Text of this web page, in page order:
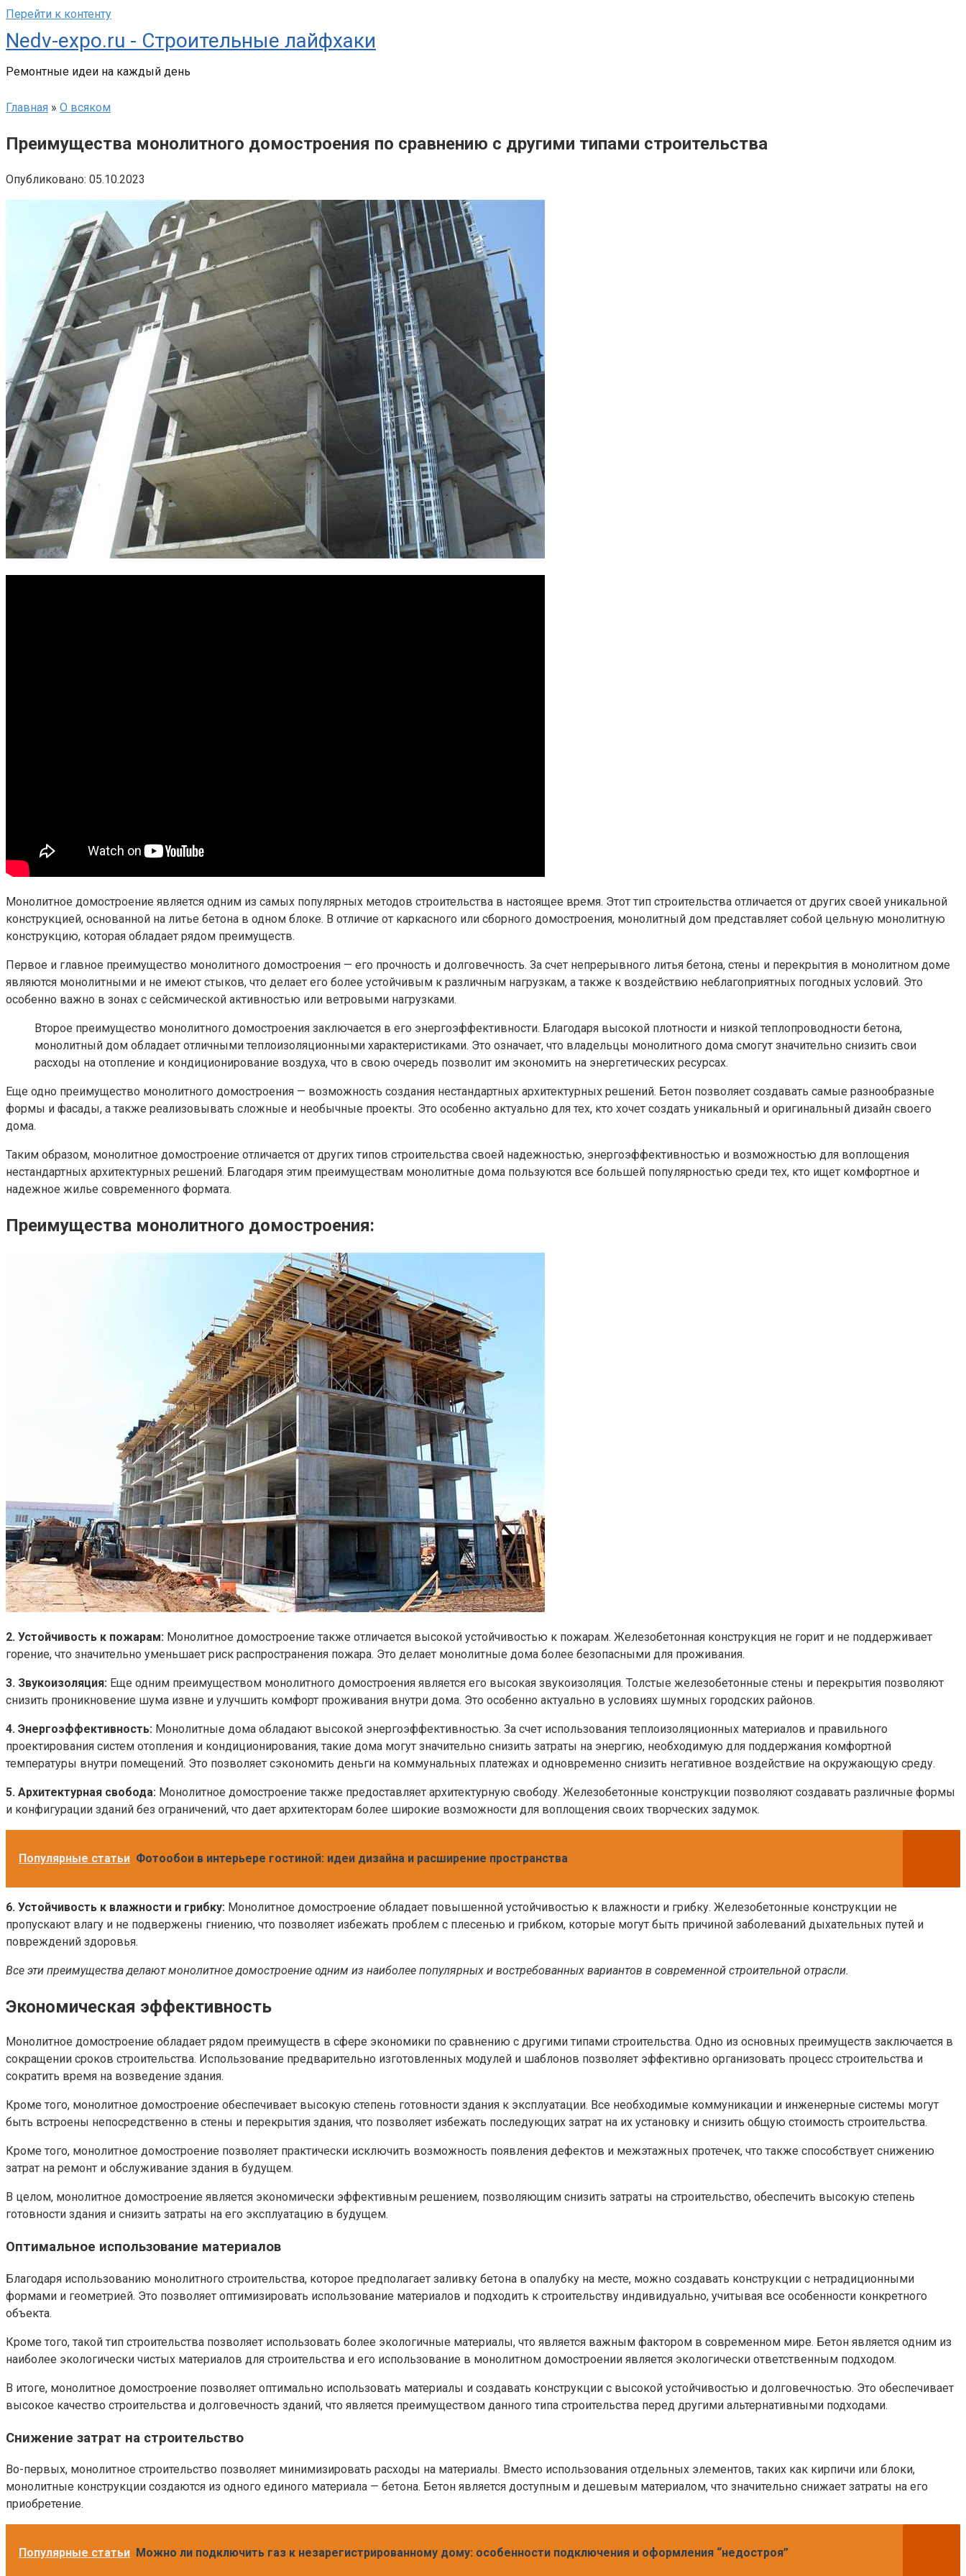
Перейти к контенту
Nedv-expo.ru - Строительные лайфхаки
Ремонтные идеи на каждый день
Главная » О всяком
Преимущества монолитного домостроения по сравнению с другими типами строительства
Опубликовано: 05.10.2023
Монолитное домостроение является одним из самых популярных методов строительства в настоящее время. Этот тип строительства отличается от других своей уникальной
конструкцией, основанной на литье бетона в одном блоке. В отличие от каркасного или сборного домостроения, монолитный дом представляет собой цельную монолитную
конструкцию, которая обладает рядом преимуществ.
Первое и главное преимущество монолитного домостроения — его прочность и долговечность. За счет непрерывного литья бетона, стены и перекрытия в монолитном доме
являются монолитными и не имеют стыков, что делает его более устойчивым к различным нагрузкам, а также к воздействию неблагоприятных погодных условий. Это
особенно важно в зонах с сейсмической активностью или ветровыми нагрузками.
Второе преимущество монолитного домостроения заключается в его энергоэффективности. Благодаря высокой плотности и низкой теплопроводности бетона,
монолитный дом обладает отличными теплоизоляционными характеристиками. Это означает, что владельцы монолитного дома смогут значительно снизить свои
расходы на отопление и кондиционирование воздуха, что в свою очередь позволит им экономить на энергетических ресурсах.
Еще одно преимущество монолитного домостроения — возможность создания нестандартных архитектурных решений. Бетон позволяет создавать самые разнообразные
формы и фасады, а также реализовывать сложные и необычные проекты. Это особенно актуально для тех, кто хочет создать уникальный и оригинальный дизайн своего
дома.
Таким образом, монолитное домостроение отличается от других типов строительства своей надежностью, энергоэффективностью и возможностью для воплощения
нестандартных архитектурных решений. Благодаря этим преимуществам монолитные дома пользуются все большей популярностью среди тех, кто ищет комфортное и
надежное жилье современного формата.
Преимущества монолитного домостроения:
2. Устойчивость к пожарам: Монолитное домостроение также отличается высокой устойчивостью к пожарам. Железобетонная конструкция не горит и не поддерживает
горение, что значительно уменьшает риск распространения пожара. Это делает монолитные дома более безопасными для проживания.
3. Звукоизоляция: Еще одним преимуществом монолитного домостроения является его высокая звукоизоляция. Толстые железобетонные стены и перекрытия позволяют
снизить проникновение шума извне и улучшить комфорт проживания внутри дома. Это особенно актуально в условиях шумных городских районов.
4. Энергоэффективность: Монолитные дома обладают высокой энергоэффективностью. За счет использования теплоизоляционных материалов и правильного
проектирования систем отопления и кондиционирования, такие дома могут значительно снизить затраты на энергию, необходимую для поддержания комфортной
температуры внутри помещений. Это позволяет сэкономить деньги на коммунальных платежах и одновременно снизить негативное воздействие на окружающую среду.
5. Архитектурная свобода: Монолитное домостроение также предоставляет архитектурную свободу. Железобетонные конструкции позволяют создавать различные формы
и конфигурации зданий без ограничений, что дает архитекторам более широкие возможности для воплощения своих творческих задумок.
Популярные статьи Фотообои в интерьере гостиной: идеи дизайна и расширение пространства
6. Устойчивость к влажности и грибку: Монолитное домостроение обладает повышенной устойчивостью к влажности и грибку. Железобетонные конструкции не
пропускают влагу и не подвержены гниению, что позволяет избежать проблем с плесенью и грибком, которые могут быть причиной заболеваний дыхательных путей и
повреждений здоровья.
Все эти преимущества делают монолитное домостроение одним из наиболее популярных и востребованных вариантов в современной строительной отрасли.
Экономическая эффективность
Монолитное домостроение обладает рядом преимуществ в сфере экономики по сравнению с другими типами строительства. Одно из основных преимуществ заключается в
сокращении сроков строительства. Использование предварительно изготовленных модулей и шаблонов позволяет эффективно организовать процесс строительства и
сократить время на возведение здания.
Кроме того, монолитное домостроение обеспечивает высокую степень готовности здания к эксплуатации. Все необходимые коммуникации и инженерные системы могут
быть встроены непосредственно в стены и перекрытия здания, что позволяет избежать последующих затрат на их установку и снизить общую стоимость строительства.
Кроме того, монолитное домостроение позволяет практически исключить возможность появления дефектов и межэтажных протечек, что также способствует снижению
затрат на ремонт и обслуживание здания в будущем.
В целом, монолитное домостроение является экономически эффективным решением, позволяющим снизить затраты на строительство, обеспечить высокую степень
готовности здания и снизить затраты на его эксплуатацию в будущем.
Оптимальное использование материалов
Благодаря использованию монолитного строительства, которое предполагает заливку бетона в опалубку на месте, можно создавать конструкции с нетрадиционными
формами и геометрией. Это позволяет оптимизировать использование материалов и подходить к строительству индивидуально, учитывая все особенности конкретного
объекта.
Кроме того, такой тип строительства позволяет использовать более экологичные материалы, что является важным фактором в современном мире. Бетон является одним из
наиболее экологически чистых материалов для строительства и его использование в монолитном домостроении является экологически ответственным подходом.
В итоге, монолитное домостроение позволяет оптимально использовать материалы и создавать конструкции с высокой устойчивостью и долговечностью. Это обеспечивает
высокое качество строительства и долговечность зданий, что является преимуществом данного типа строительства перед другими альтернативными подходами.
Снижение затрат на строительство
Во-первых, монолитное строительство позволяет минимизировать расходы на материалы. Вместо использования отдельных элементов, таких как кирпичи или блоки,
монолитные конструкции создаются из одного единого материала — бетона. Бетон является доступным и дешевым материалом, что значительно снижает затраты на его
приобретение.
Популярные статьи Можно ли подключить газ к незарегистрированному дому: особенности подключения и оформления “недостроя”